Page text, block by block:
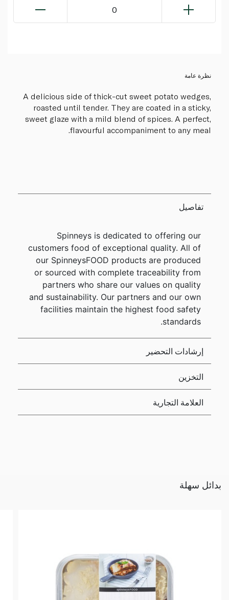
0
نظرة عامة
A delicious side of thick-cut sweet potato wedges,
roasted until tender. They are coated in a sticky,
sweet glaze with a mild blend of spices. A perfect,
flavourful accompaniment to any meal.
تفاصيل
Spinneys is dedicated to offering our
customers food of exceptional quality. All of
our SpinneysFOOD products are produced
or sourced with complete traceability from
partners who share our values on quality
and sustainability. Our partners and our own
facilities maintain the highest food safety
standards.
إرشادات التحضير
التخزين
العلامة التجارية
بدائل سهلة